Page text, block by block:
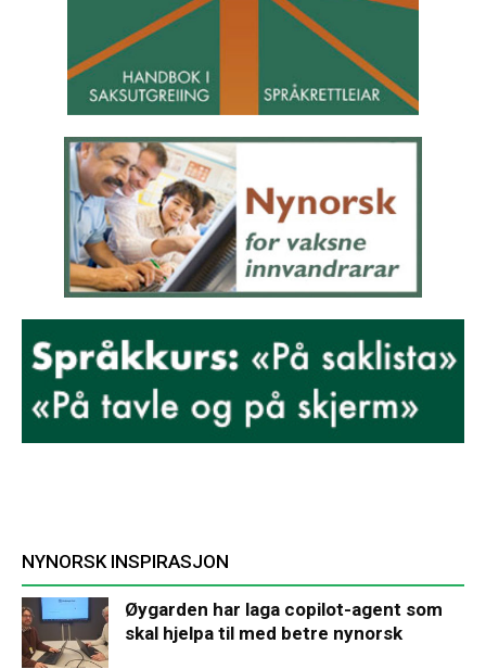
NYNORSK INSPIRASJON
Øygarden har laga copilot-agent som
skal hjelpa til med betre nynorsk